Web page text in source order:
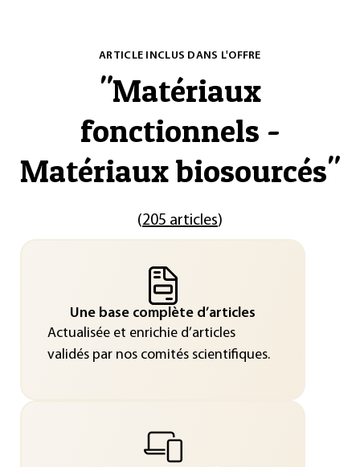
ARTICLE INCLUS DANS L'OFFRE
"Matériaux
fonctionnels -
Matériaux biosourcés"
(205 articles)
Une base complète d’articles
Actualisée et enrichie d’articles
validés par nos comités scientifiques.